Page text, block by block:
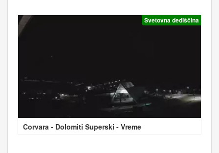
Svetovna dediščina
Corvara - Dolomiti Superski - Vreme